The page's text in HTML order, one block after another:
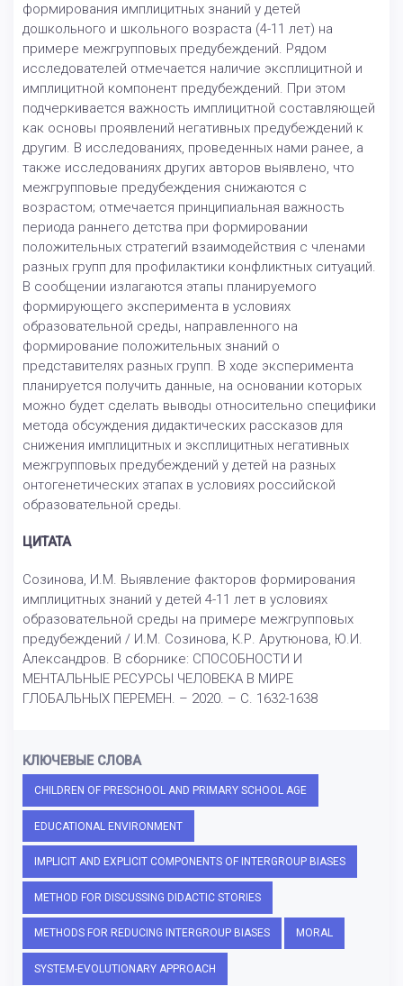
формирования имплицитных знаний у детей
дошкольного и школьного возраста (4-11 лет) на
примере межгрупповых предубеждений. Рядом
исследователей отмечается наличие эксплицитной и
имплицитной компонент предубеждений. При этом
подчеркивается важность имплицитной составляющей
как основы проявлений негативных предубеждений к
другим. В исследованиях, проведенных нами ранее, а
также исследованиях других авторов выявлено, что
межгрупповые предубеждения снижаются с
возрастом; отмечается принципиальная важность
периода раннего детства при формировании
положительных стратегий взаимодействия с членами
разных групп для профилактики конфликтных ситуаций.
В сообщении излагаются этапы планируемого
формирующего эксперимента в условиях
образовательной среды, направленного на
формирование положительных знаний о
представителях разных групп. В ходе эксперимента
планируется получить данные, на основании которых
можно будет сделать выводы относительно специфики
метода обсуждения дидактических рассказов для
снижения имплицитных и эксплицитных негативных
межгрупповых предубеждений у детей на разных
онтогенетических этапах в условиях российской
образовательной среды.
ЦИТАТА
Созинова, И.М. Выявление факторов формирования
имплицитных знаний у детей 4-11 лет в условиях
образовательной среды на примере межгрупповых
предубеждений / И.М. Созинова, К.Р. Арутюнова, Ю.И.
Александров. В сборнике: СПОСОБНОСТИ И
МЕНТАЛЬНЫЕ РЕСУРСЫ ЧЕЛОВЕКА В МИРЕ
ГЛОБАЛЬНЫХ ПЕРЕМЕН. – 2020. – С. 1632-1638
КЛЮЧЕВЫЕ СЛОВА
CHILDREN OF PRESCHOOL AND PRIMARY SCHOOL AGE
EDUCATIONAL ENVIRONMENT
IMPLICIT AND EXPLICIT COMPONENTS OF INTERGROUP BIASES
METHOD FOR DISCUSSING DIDACTIC STORIES
METHODS FOR REDUCING INTERGROUP BIASES MORAL
SYSTEM-EVOLUTIONARY APPROACH